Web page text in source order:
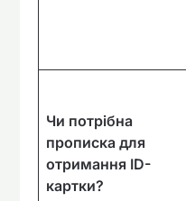
Чи потрібна
прописка для
отримання ID-
картки?